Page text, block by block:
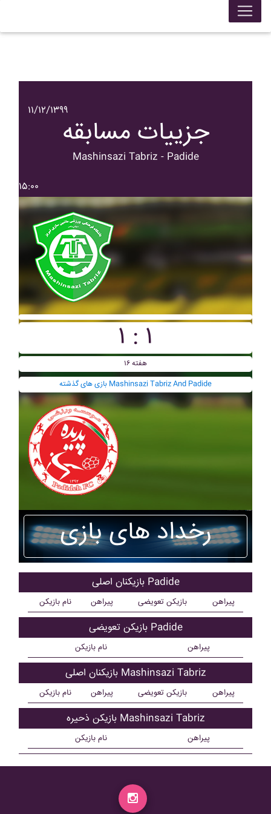
۱۱/۱۲/۱۳۹۹
جزییات مسابقه
Mashinsazi Tabriz - Padide
۱۵:۰۰
۱ : ۱
هفته ۱۶
بازی های گذشته Mashinsazi Tabriz And Padide
رخداد های بازی
بازیکنان اصلی Padide
نام بازیکن پیراهن بازیکن تعویضی پیراهن
بازیکن تعویضی Padide
نام بازیکن پیراهن
بازیکنان اصلی Mashinsazi Tabriz
نام بازیکن پیراهن بازیکن تعویضی پیراهن
بازیکن ذحیره Mashinsazi Tabriz
نام بازیکن پیراهن